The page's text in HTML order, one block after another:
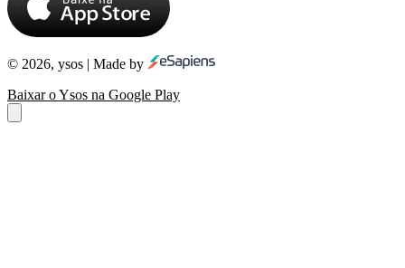
© 2026, ysos | Made by
Baixar o Ysos na Google Play